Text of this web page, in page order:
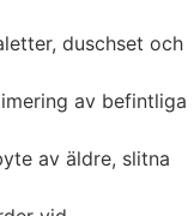
duschset och
av befintliga
av äldre, slitna